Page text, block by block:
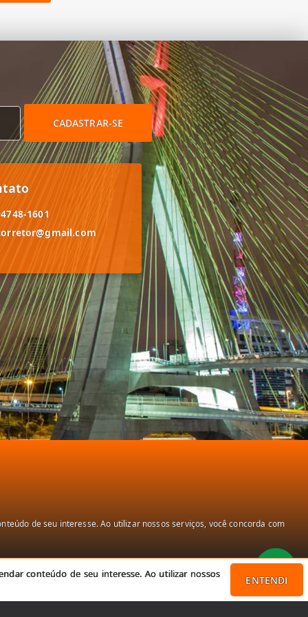
CADASTRAR-SE
1601
de seu interesse. Ao utilizar nossos serviços, você concorda com
conteúdo de seu interesse. Ao utilizar nossos
ENTENDI